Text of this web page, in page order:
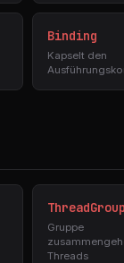
Binding
Kapselt den
ThreadGroup
Gruppe
Threads